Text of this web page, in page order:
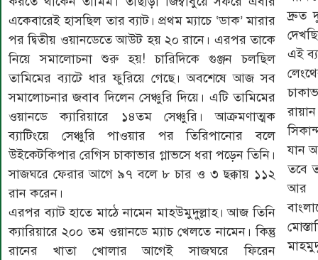
একেবারেই হাসছিল তার ব্যাট। প্রথম ম্যাচে ‘ডাক’ মারার
পর দ্বিতীয় ওয়ানডেতে আউট হয় ২০ রানে। এরপর তাকে
নিয়ে সমালোচনা শুরু হয়! চারিদিকে গুঞ্জন চলছিল
তামিমের ব্যাটে ধার ফুরিয়ে গেছে। অবশেষে আজ সব
সমালোচনার জবাব দিলেন সেঞ্চুরি দিয়ে। এটি তামিমের
ওয়ানডে ক্যারিয়ারে ১৪তম সেঞ্চুরি। আক্রমণাত্মক
ব্যাটিংয়ে সেঞ্চুরি পাওয়ার পর তিরিপানোর বলে
উইকেটকিপার রেগিস চাকাভার গ্লাভসে ধরা পড়েন তিনি।
সাজঘরে ফেরার আগে ৯৭ বলে ৮ চার ও ৩ ছক্কায় ১১২
রান করেন।
এরপর ব্যাট হাতে মাঠে নামেন মাহউমুদুল্লাহ। আজ তিনি
ক্যারিয়ারে ২০০ তম ওয়ানডে ম্যাচ খেলতে নামেন। কিন্তু
রানের খাতা খোলার আগেই সাজঘরে ফিরেন
দ্রুত
এই
যান
তবে
আর